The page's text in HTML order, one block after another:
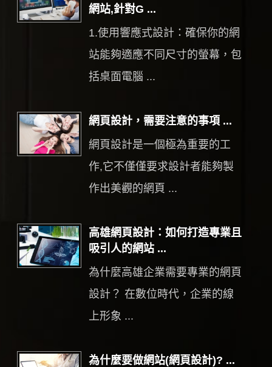
網站,針對G ...
1.使用響應式設計：確保你的網
站能夠適應不同尺寸的螢幕，包
括桌面電腦 ...
網頁設計，需要注意的事項 ...
網頁設計是一個極為重要的工
作,它不僅僅要求設計者能夠製
作出美觀的網頁 ...
高雄網頁設計：如何打造專業且
吸引人的網站 ...
為什麼高雄企業需要專業的網頁
設計？ 在數位時代，企業的線
上形象 ...
為什麼要做網站(網頁設計)? ...